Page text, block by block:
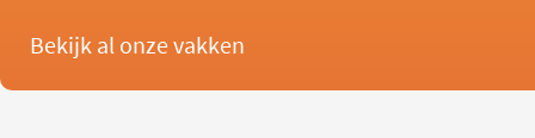
Bekijk al onze vakken